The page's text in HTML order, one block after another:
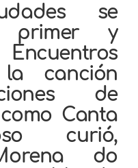
se
primer y
canción
de
Canta
curió,
do